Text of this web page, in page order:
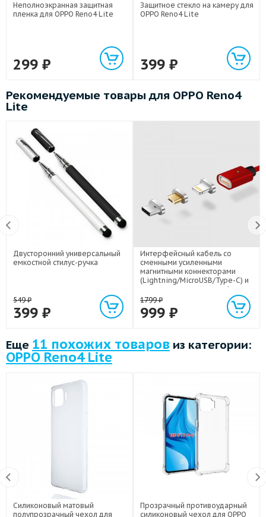
Неполноэкранная защитная
пленка для OPPO Reno4 Lite
299 ₽
Защитное стекло на камеру для
OPPO Reno4 Lite
399 ₽
Рекомендуемые товары для OPPO Reno4
Lite
Двусторонний универсальный
емкостной стилус-ручка
549₽
399 ₽
Интерфейсный кабель со
сменными усиленными
магнитными коннекторами
(Lightning/MicroUSB/Type-C) и
световым индикатором 1м
1799₽
999 ₽
Еще 11 похожих товаров из категории:
OPPO Reno4 Lite
Силиконовый матовый
полупрозрачный чехол для
Прозрачный противоударный
силиконовый чехол для OPPO